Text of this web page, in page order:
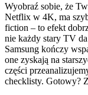
Wyobraź sobie, że
Netflix w 4K, ma
fiction – to efekt
nie każdy stary TV
Samsung kończy
one zyskają na
części
checklisty. Gotowy?